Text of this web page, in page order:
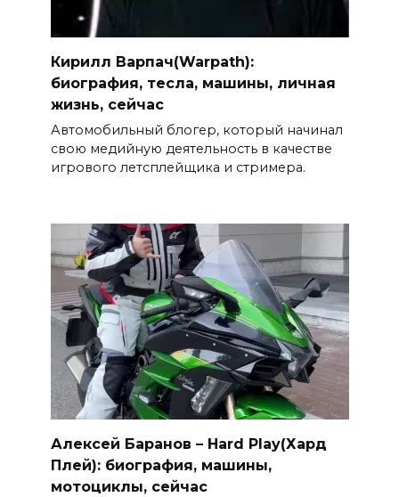
Кирилл Варпач(Warpath):
биография, тесла, машины, личная
жизнь, сейчас
Автомобильный блогер, который начинал
свою медийную деятельность в качестве
игрового летсплейщика и стримера.
Алексей Баранов – Hard Play(Хард
Плей): биография, машины,
мотоциклы, сейчас